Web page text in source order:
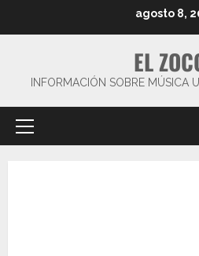
agosto 8,
EL
INFORMACIÓN SOBRE MÚSICA
Menú